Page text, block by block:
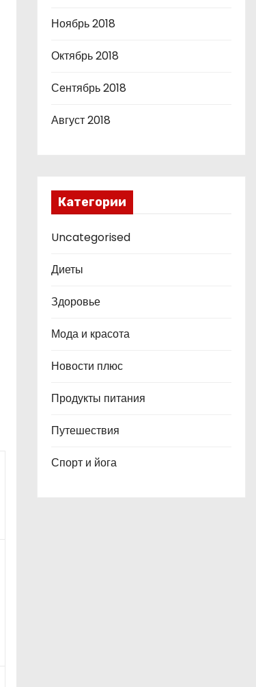
Ноябрь 2018
Октябрь 2018
Сентябрь 2018
Август 2018
Категории
Uncategorised
Диеты
Здоровье
Мода и красота
Новости плюс
Продукты питания
Путешествия
Спорт и йога